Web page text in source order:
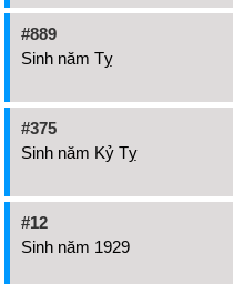
#889
Sinh năm Tỵ
#375
Sinh năm Kỷ Tỵ
#12
Sinh năm 1929